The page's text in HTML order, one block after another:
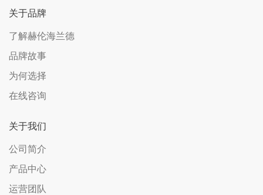
关于品牌
了解赫伦海兰德
品牌故事
为何选择
在线咨询
关于我们
公司简介
产品中心
运营团队